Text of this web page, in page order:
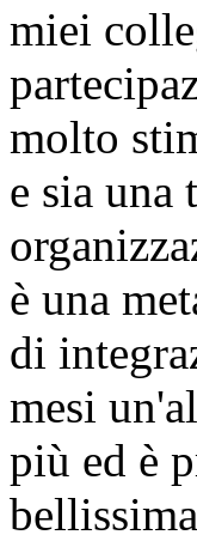
miei
molto
e sia una
è una
di
mesi
più ed è